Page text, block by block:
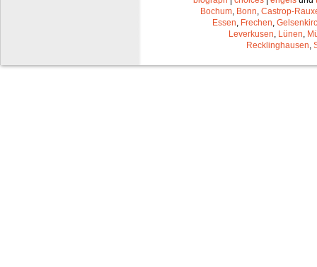
Bochum, Bonn, Castrop-
Essen, Frechen,
Leverkusen, Lünen,
Recklinghausen,